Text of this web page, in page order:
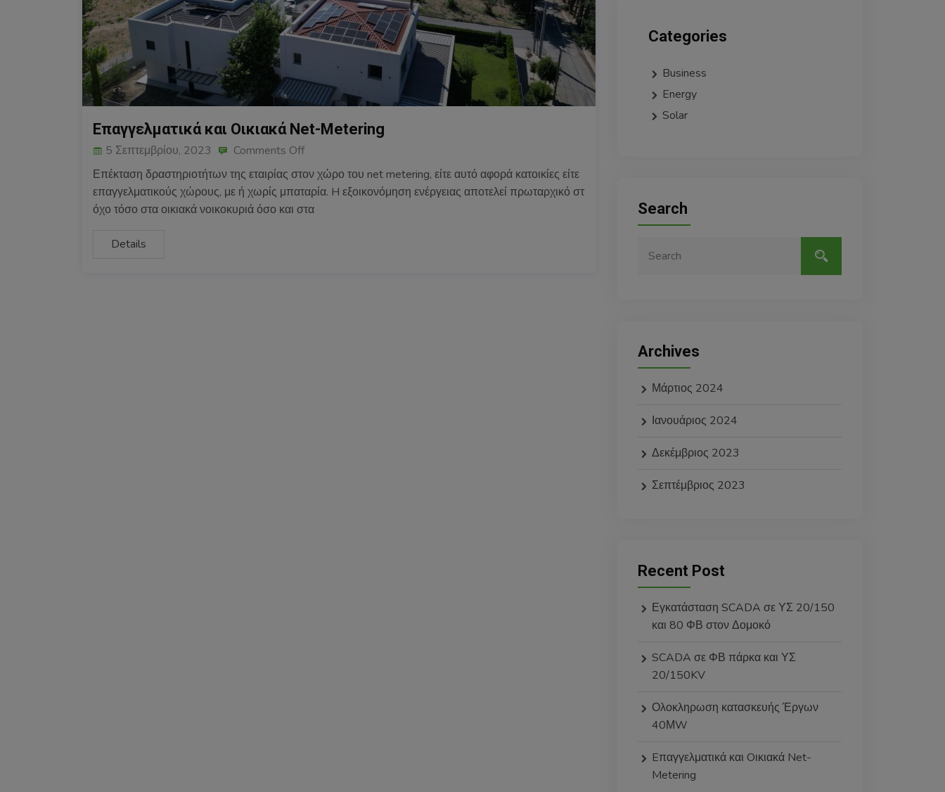
Eπαγγελματικά και Oικιακά Net-Metering
5 Σεπτεμβρίου, 2023
Comments Off
Επέκταση δραστηριοτήτων της εταιρίας στον χώρο του net metering, είτε αυτό αφορά κατοικίες είτε
επαγγελματικούς χώρους, με ή χωρίς μπαταρία. H εξοικονόμηση ενέργειας αποτελεί πρωταρχικό στ
όχο τόσο στα οικιακά νοικοκυριά όσο και στα
Details
Categories
Business
Energy
Solar
Search
Archives
Μάρτιος 2024
Ιανουάριος 2024
Δεκέμβριος 2023
Σεπτέμβριος 2023
Recent Post
Εγκατάσταση SCADA σε ΥΣ 20/150
και 80 ΦΒ στον Δομοκό
SCADA σε ΦΒ πάρκα και ΥΣ
20/150KV
Ολοκληρωση κατασκευής Έργων
40ΜW
Eπαγγελματικά και Oικιακά Net-
Metering